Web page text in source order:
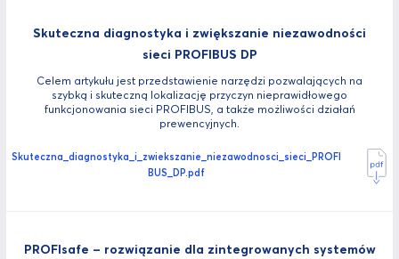
Skuteczna diagnostyka i zwiększanie niezawodności
sieci PROFIBUS DP
Celem artykułu jest przedstawienie narzędzi pozwalających na
szybką i skuteczną lokalizację przyczyn nieprawidłowego
funkcjonowania sieci PROFIBUS, a także możliwości działań
prewencyjnych.
Skuteczna_diagnostyka_i_zwiekszanie_niezawodnosci_sieci_PROFI
BUS_DP.pdf
PROFIsafe – rozwiązanie dla zintegrowanych systemów